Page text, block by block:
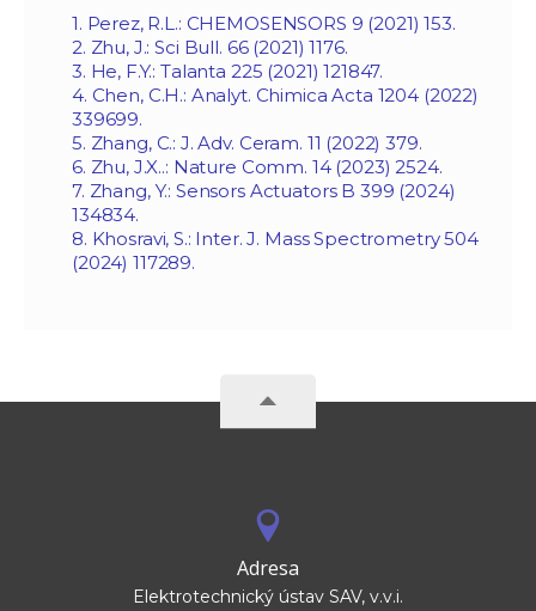
1. Perez, R.L.: CHEMOSENSORS 9 (2021) 153.
2. Zhu, J.: Sci Bull. 66 (2021) 1176.
3. He, F.Y.: Talanta 225 (2021) 121847.
4. Chen, C.H.: Analyt. Chimica Acta 1204 (2022)
339699.
5. Zhang, C.: J. Adv. Ceram. 11 (2022) 379.
6. Zhu, J.X..: Nature Comm. 14 (2023) 2524.
7. Zhang, Y.: Sensors Actuators B 399 (2024)
134834.
8. Khosravi, S.: Inter. J. Mass Spectrometry 504
(2024) 117289.
Adresa
Elektrotechnický ústav SAV, v.v.i.